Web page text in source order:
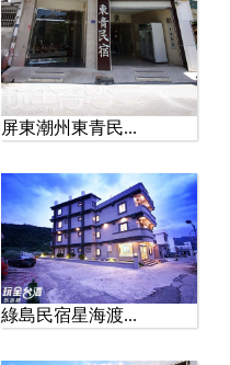
屏東潮州東青民...
綠島民宿星海渡...